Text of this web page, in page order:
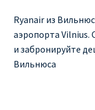
Ryanair ошибка в
Ryanair пересадки
Ryanair из
аэропорта Vilnius.
и забронируйте
Вильнюса